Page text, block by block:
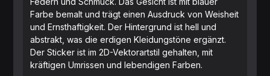
Farbe bemalt und trägt einen Ausdruck von Weisheit
und Ernsthaftigkeit. Der Hintergrund ist hell und
abstrakt, was die erdigen Kleidungstöne ergänzt.
Der Sticker ist im 2D-Vektorartstil gehalten, mit
kräftigen Umrissen und lebendigen Farben.